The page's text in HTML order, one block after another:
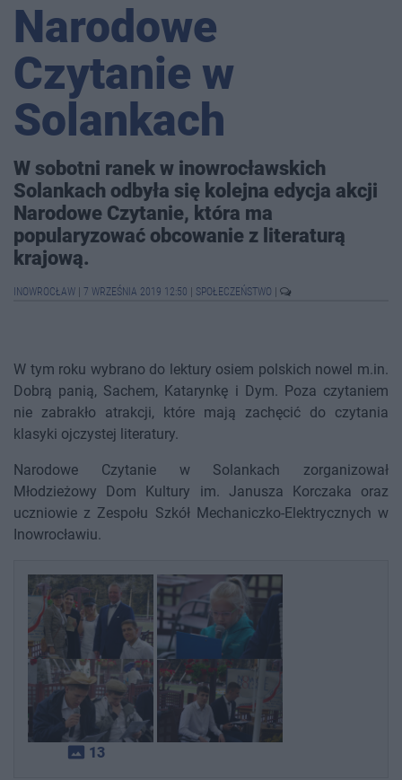
Narodowe
Czytanie w
Solankach
W sobotni ranek w inowrocławskich
Solankach odbyła się kolejna edycja akcji
Narodowe Czytanie, która ma
popularyzować obcowanie z literaturą
krajową.
INOWROCŁAW 7 WRZEŚNIA 2019 12:50 SPOŁECZEŃSTWO
W tym roku wybrano do lektury osiem polskich nowel m.in.
Dobrą panią, Sachem, Katarynkę i Dym. Poza czytaniem
nie zabrakło atrakcji, które mają zachęcić do czytania
klasyki ojczystej literatury.
Narodowe Czytanie w Solankach zorganizował
Młodzieżowy Dom Kultury im. Janusza Korczaka oraz
uczniowie z Zespołu Szkół Mechaniczko-Elektrycznych w
Inowrocławiu.
photo_size_select_actual 13